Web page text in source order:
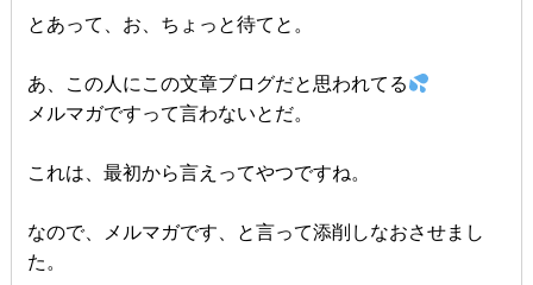
とあって、お、ちょっと待てと。
あ、この人にこの文章ブログだと思われてる
メルマガですって言わないとだ。
これは、最初から言えってやつですね。
なので、メルマガです、と言って添削しなおさせまし
た。